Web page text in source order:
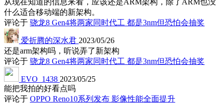
从现在知道的信息来看，应该还是ARM架构，除了ARM也没
什么适合移动端的新架构。
评论于 骁龙8 Gen4将两家同时代工 都是3nm但恐怕会抽奖
爱折腾的深水君 2023/05/26
还是arm架构吗，听说弄了新架构
评论于 骁龙8 Gen4将两家同时代工 都是3nm但恐怕会抽奖
EVO_1438 2023/05/25
能把我拍的好看点吗
评论于 OPPO Reno10系列发布 影像性能全面提升